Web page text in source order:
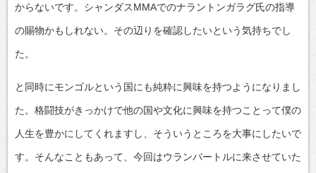
からないです。シャンダスMMAでのナラントンガラグ氏の指導
の賜物かもしれない。その辺りを確認したいという気持ちでし
た。
と同時にモンゴルという国にも純粋に興味を持つようになりまし
た。格闘技がきっかけで他の国や文化に興味を持つことって僕の
人生を豊かにしてくれますし、そういうところを大事にしたいで
す。そんなこともあって、今回はウランバートルに来させていた